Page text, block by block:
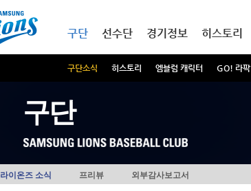
구단
구단소식 히스토리 엠블럼 캐릭터 GO! 라팍
선수단 경기정보 히스토리
구단
라이온즈 소식 프리뷰 외부감사보고서